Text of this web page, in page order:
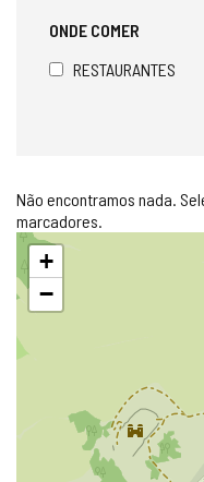
ONDE COMER
RESTAURANTES
Não encontramos nada.
marcadores.
Pular
mapa
+
−